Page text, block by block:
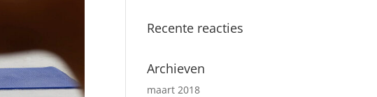
Recente reacties
Archieven
maart 2018